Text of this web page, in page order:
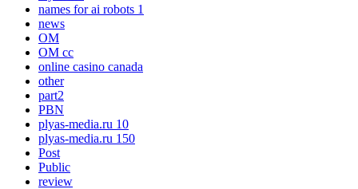
names for ai robots 1
news
OM
OM cc
online casino canada
other
part2
PBN
plyas-media.ru 10
plyas-media.ru 150
Post
Public
review